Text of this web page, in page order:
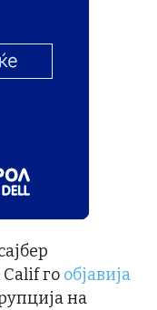
го објавија
на